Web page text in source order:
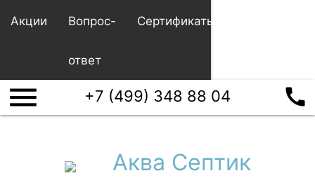
Акции Вопрос-
ответ
Сертификаты
menu +7 (499) 348 88 04 call
Аква Септик